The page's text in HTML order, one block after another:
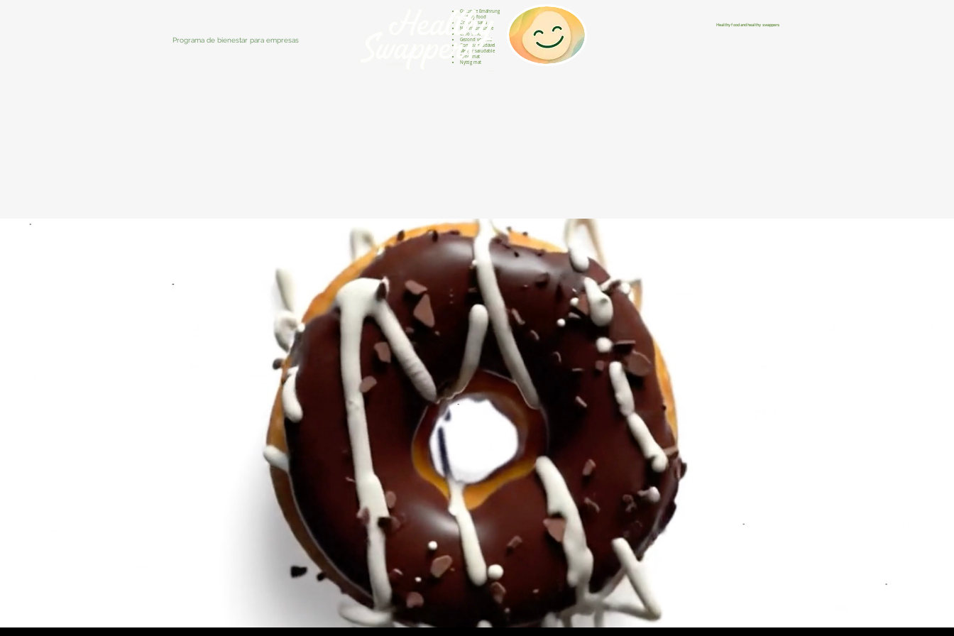
Programa de bienestar para empresas
Gesunde Ernährung
Healthy food
Comida sana
Nourriture saine
Cibo sano
Gezond voedsel
Comida saudável
Menjar saludable
Sunn mat
Nyttig mat
Healthy food and healthy swappers